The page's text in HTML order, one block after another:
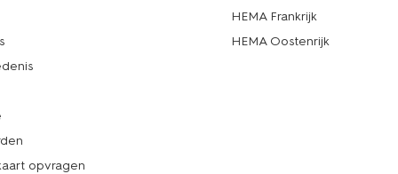
opvragen
HEMA Frankrijk
HEMA Oostenrijk